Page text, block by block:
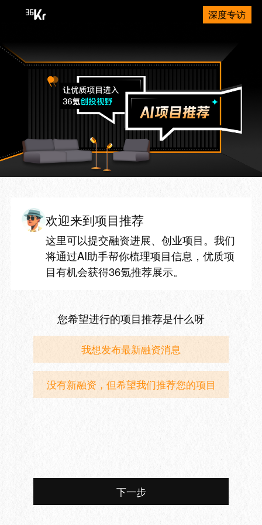
深度专访
欢迎来到项目推荐
这里可以提交融资进展、创业项目。我们
将通过AI助手帮你梳理项目信息，优质项
目有机会获得36氪推荐展示。
您希望进行的项目推荐是什么呀
我想发布最新融资消息
没有新融资，但希望我们推荐您的项目
下一步